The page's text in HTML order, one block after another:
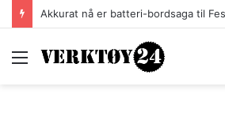
Akkurat nå er batteri-bordsaga til
Meny